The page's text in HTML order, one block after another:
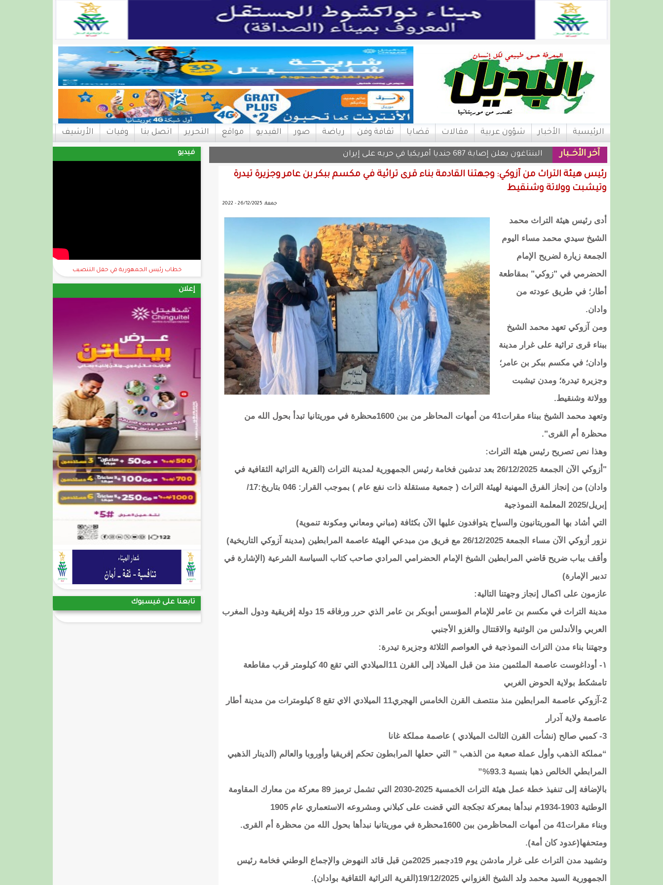
الرئيسية الأخبار شؤون عربية مقالات قضايا ثقافة وفن رياضة صور الفيديو مواقع التحرير اتصل بنا وفيات الأرشيف
فيديو
خطاب رئيس الجمهورية في حفل التنصيب
إعلان
تابعنا على فيسبوك
آخر الأخــبار البنتاغون يعلن إصابة 687 جنديا أمريكيا في حربه على إيران
رئيس هيئة التراث من آزوكي: وجهتنا القادمة بناء قرى تراثية في مكسم ببكر بن عامر وجزيرة تيدرة
وتيشبت وولاتة وشنقيط
جمعة, 26/12/2025 - 20:22
أدى رئيس هيئة التراث محمد
الشيخ سيدي محمد مساء اليوم
الجمعة زيارة لضريح الإمام
الحضرمي في "زوكي" بمقاطعة
أطار؛ في طريق عودته من
وادان.
ومن آزوكي تعهد محمد الشيخ
ببناء قرى تراثية على غرار مدينة
وادان؛ في مكسم ببكر بن عامر؛
وجزيرة تيدرة؛ ومدن تيشبت
وولاتة وشنقيط.
وتعهد محمد الشيخ ببناء مقرات41 من أمهات المحاظر من ببن 1600محظرة في موريتانيا تبدأ بحول الله من
محظرة أم القرى".
وهذا نص تصريح رئيس هيئة التراث:
"أزوكي الآن الجمعة 26/12/2025 بعد تدشين فخامة رئيس الجمهورية لمدينة التراث (القرية التراثية الثقافية في
وادان) من إنجاز الفرق المهنية لهيئة التراث ( جمعية مستقلة ذات نفع عام ) بموجب القرار: 046 بتاريخ:17/
إبريل/2025 المعلمة النموذجية
التي أشاد بها الموريتانيون والسياح يتوافدون عليها الآن بكثافة (مباني ومعاني ومكونة تنموية)
نزور أزوكي الآن مساء الجمعة 26/12/2025 مع فريق من مبدعي الهيئة عاصمة المرابطين (مدينة آزوكي التاريخية)
وأقف بباب ضريح قاضي المرابطين الشيخ الإمام الحضرامي المرادي صاحب كتاب السياسة الشرعية (الإشارة في
تدبير الإمارة)
عازمون على اكمال إنجاز وجهتنا التالية:
مدينة التراث في مكسم بن عامر للإمام المؤسس أبوبكر بن عامر الذي حرر ورفاقه 15 دولة إفريقية ودول المغرب
العربي والأندلس من الوثنية والاقتتال والغزو الأجنبي
وجهتنا بناء مدن التراث النموذجية في العواصم الثلاثة وجزيرة تيدرة:
١- أوداغوست عاصمة الملثمين منذ من قبل الميلاد إلى القرن 11الميلادي التي تقع 40 كيلومتر قرب مقاطعة
تامشكط بولاية الحوض الغربي
2-آزوكي عاصمة المرابطين منذ منتصف القرن الخامس الهجري11 الميلادي الاي تقع 8 كيلومترات من مدينة أطار
عاصمة ولاية آدرار
3- كمبي صالح (نشأت القرن الثالث الميلادي ) عاصمة مملكة غانا
“مملكة الذهب وأول عملة صعبة من الذهب ” التي حعلها المرابطون تحكم إفريقيا وأوروبا والعالم (الدينار الذهبي
المرابطي الخالص ذهبا بنسبة 93.3%”
بالإضافة إلى تنفيذ خطة عمل هيئة التراث الخمسية 2025-2030 التي تشمل ترميز 89 معركة من معارك المقاومة
الوطتية 1903-1934م نبدأها بمعركة تجكجة التي قضت على كبلاني ومشروعه الاستعماري عام 1905
وبناء مقرات41 من أمهات المحاظرمن ببن 1600محظرة في موريتانيا نبدأها بحول الله من محظرة أم القرى.
ومتحفها(عدود كان أمة).
وتشييد مدن التراث على غرار مادشن يوم 19دجمبر 2025من قبل قائد النهوض والإجماع الوطني فخامة رئيس
الجمهورية السيد محمد ولد الشيخ الغزواني 19/12/2025(القرية التراثية الثقافية بوادان).